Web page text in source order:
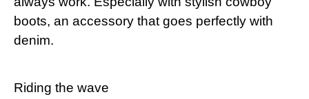
boots, an accessory that goes perfectly⁤ with
denim.
Riding the wave